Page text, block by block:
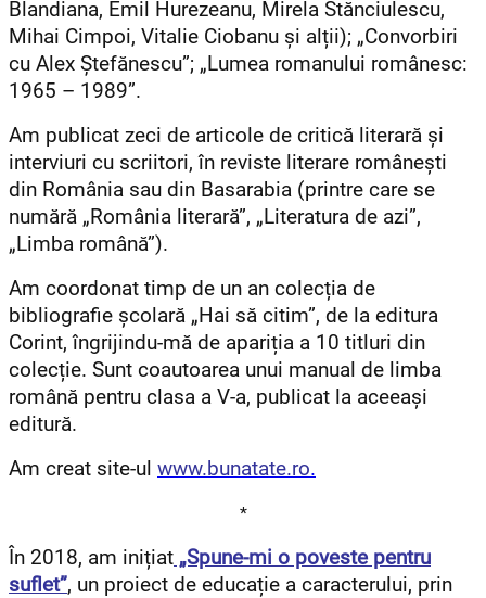
Blandiana, Emil Hurezeanu, Mirela Stănciulescu,
Mihai Cimpoi, Vitalie Ciobanu și alții); „Convorbiri
cu Alex Ștefănescu”; „Lumea romanului românesc:
1965 – 1989”.
Am publicat zeci de articole de critică literară și
interviuri cu scriitori, în reviste literare românești
din România sau din Basarabia (printre care se
numără „România literară”, „Literatura de azi”,
„Limba română”).
Am coordonat timp de un an colecția de
bibliografie școlară „Hai să citim”, de la editura
Corint, îngrijindu-mă de apariția a 10 titluri din
colecție. Sunt coautoarea unui manual de limba
română pentru clasa a V-a, publicat la aceeași
editură.
Am creat site-ul www.bunatate.ro.
*
În 2018, am inițiat „Spune-mi o poveste pentru
suflet”, un proiect de educație a caracterului, prin